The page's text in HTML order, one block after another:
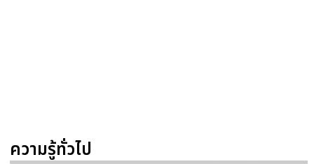
ความรู้ทั่วไป